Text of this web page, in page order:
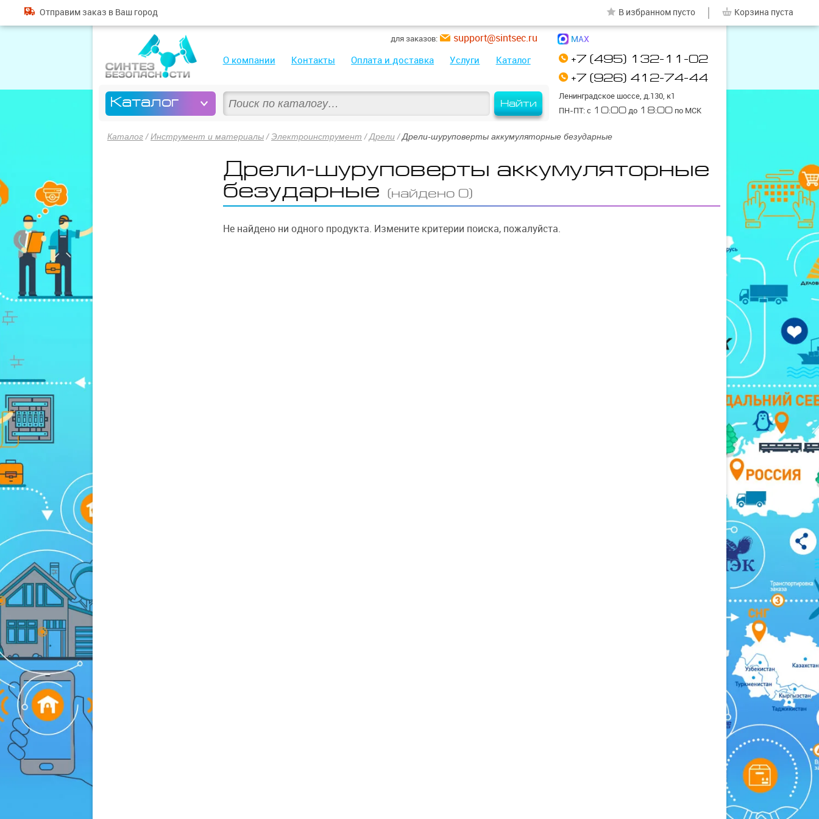
Найти
О компании Контакты Оплата и доставка Услуги Каталог
Каталог
+7 (495) 132-11-02
+7 (926) 412-74-44
Ленинградское шоссе, д.130, к1
ПН-ПТ: с 10:00 до 18:00 по МСК
для заказов: support@sintsec.ru MAX
Отправим заказ в Ваш город В избранном пусто Корзина пуста
Каталог /Инструмент и материалы /Электроинструмент /Дрели /Дрели-шуруповерты аккумуляторные безударные
Дрели-шуруповерты аккумуляторные
безударные
(найдено 0)
Не найдено ни одного продукта. Измените критерии поиска, пожалуйста.